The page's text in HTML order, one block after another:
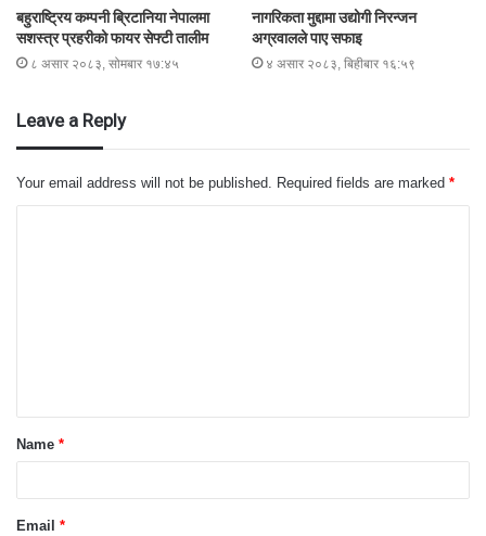
बहुराष्ट्रिय कम्पनी ब्रिटानिया नेपालमा
सशस्त्र प्रहरीको फायर सेफ्टी तालीम
८ असार २०८३, सोमबार १७:४५
नागरिकता मुद्दामा उद्योगी निरन्जन
अग्रवालले पाए सफाइ
४ असार २०८३, बिहीबार १६:५९
Leave a Reply
Your email address will not be published. Required fields are marked *
t
*Name *
Email *